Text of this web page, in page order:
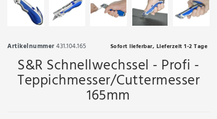
Artikelnummer431.104.165 Sofort lieferbar, Lieferzeit 1-2 Tage
S&R Schnellwechssel - Profi -
Teppichmesser/Cuttermesser
165mm